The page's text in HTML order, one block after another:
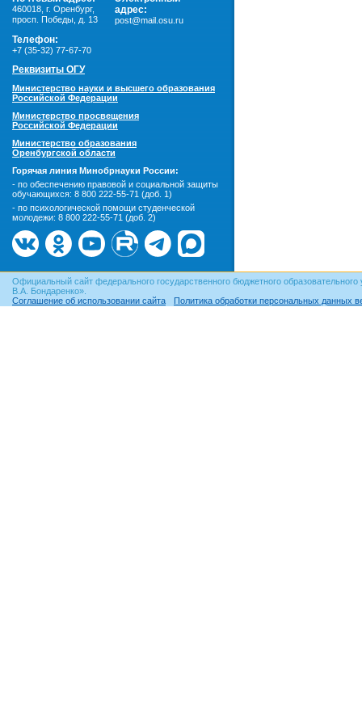
460018 г. Оренбург,
просп. Победы, д. 13
адрес:
post@mail.osu.ru
Телефон:
+7 (35-32) 77-67-70
Реквизиты ОГУ
Министерство науки и высшего образования
Российской Федерации
Министерство просвещения
Российской Федерации
Министерство образования
Оренбургской области
Горячая линия Минобрнауки России:
- по обеспечению правовой и социальной защиты
обучающихся: 8 800 222-55-71 (доб. 1)
- по психологической помощи студенческой
молодежи: 8 800 222-55-71 (доб. 2)
Официальный сайт федерального государственного бюджетного
В.А. Бондаренко».
Соглашение об использовании сайта
Политика обработки персональных данных